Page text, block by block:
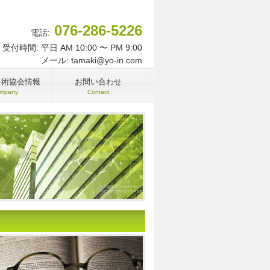
電話: 076-286-5226
受付時間: 平日 AM 10:00 〜 PM 9:00
メール: tamaki@yo-in.com
協会情報 お問い合わせ
Contact